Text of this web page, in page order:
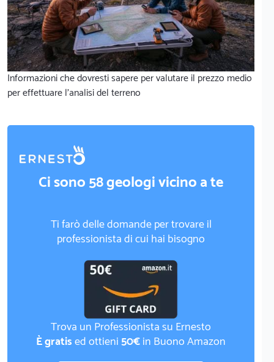
Informazioni che dovresti sapere per valutare il prezzo medio
per effettuare l'analisi del terreno
Ci sono 58 geologi vicino a te
Ti farò delle domande per trovare il
professionista di cui hai bisogno
Trova un Professionista su Ernesto
È gratised ottieni50€in Buono Amazon